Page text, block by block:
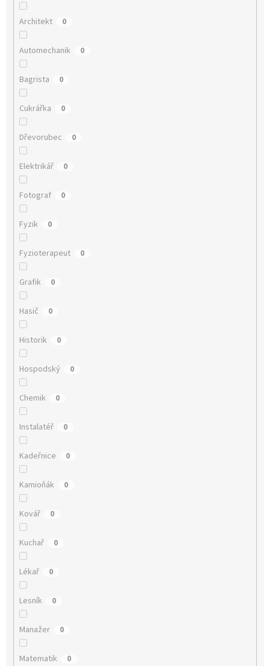
Architekt 0
Automechanik 0
Bagrista 0
Cukrářka 0
Dřevorubec 0
Elektrikář 0
Fotograf 0
Fyzik 0
Fyzioterapeut 0
Grafik 0
Hasič 0
Historik 0
Hospodský 0
Chemik 0
Instalatéř 0
Kadeřnice 0
Kamioňák 0
Kovář 0
Kuchař 0
Lékař 0
Lesník 0
Manažer 0
Matematik 0